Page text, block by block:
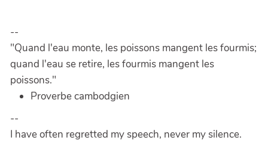
--
"Quand l'eau monte, les poissons mangent les fourmis;
quand l'eau se retire, les fourmis mangent les
poissons."
Proverbe cambodgien
--
I have often regretted my speech, never my silence.